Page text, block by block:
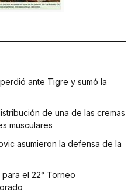
ante Tigre y sumó la
de una de las cremas
musculares
asumieron la defensa de la
el 22° Torneo